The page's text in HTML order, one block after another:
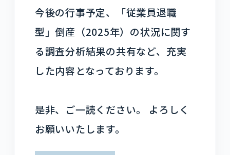
今後の行事予定、「従業員退職
型」倒産（2025年）の状況に関す
る調査分析結果の共有など、充実
した内容となっております。
是非、ご一読ください。 よろしく
お願いいたします。